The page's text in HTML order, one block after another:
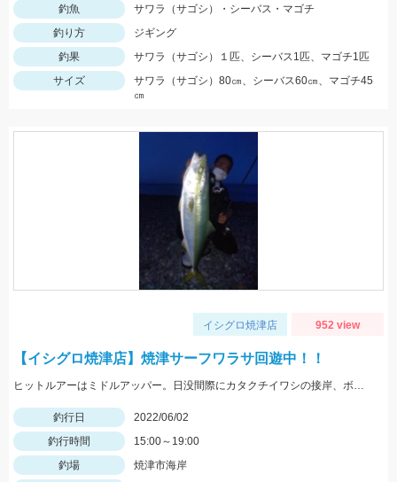
釣魚
サワラ（サゴシ）・シーバス・マゴチ
釣り方
ジギング
釣果
サワラ（サゴシ）１匹、シーバス1匹、マゴチ1匹
サイズ
サワラ（サゴシ）80㎝、シーバス60㎝、マゴチ45
㎝
イシグロ焼津店 952 view
【イシグロ焼津店】焼津サーフワラサ回遊中！！
ヒットルアーはミドルアッパー。日没間際にカタクチイワシの接岸、ボイルがありました。
釣行日
2022/06/02
釣行時間
15:00～19:00
釣場
焼津市海岸